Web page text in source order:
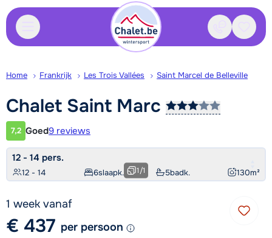
Contact
Home Frankrijk Les Trois Vallées Saint Marcel de Belleville
Chalet Saint Marc
Klantwaardering
7,2 Goed9 reviews
12 - 14 pers.
12 - 14 6slaapk. 5badk. 130m²
1/1
1 week vanaf
€ 437 per persoon